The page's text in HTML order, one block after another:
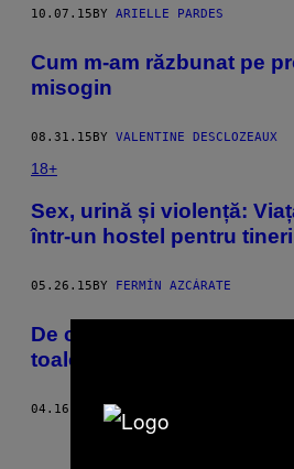
10.07.15BY ARIELLE PARDES
​Cum m-am răzbunat pe
misogin
08.31.15 BY VALENTINE DESCLOZEAUX
18+
​Sex, urină și violență:
într-un hostel pentru tineri
05.26.15BY FERMÍN AZCÁRATE
De ce tot mai mulți bărbați
toaletă când urinează
04.16.15 BYMARK HAY